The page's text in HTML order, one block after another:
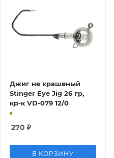
Джиг не крашеный
Stinger Eye Jig 26 гр,
кр-к VD-079 12/0
270 ₽
В КОРЗИНУ